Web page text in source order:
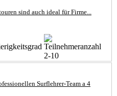
sind auch ideal für Firme...
2-10
Surflehrer-Team a 4